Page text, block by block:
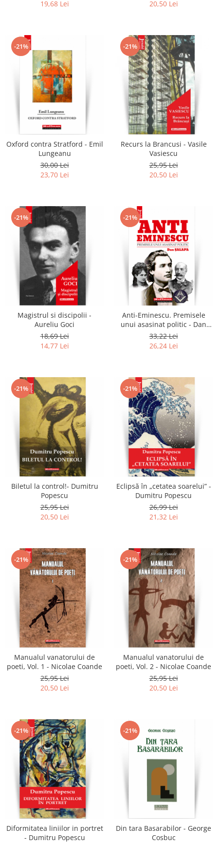
19,68 Lei 20,50 Lei
-21%
Oxford contra Stratford - Emil
Lungeanu
30,00 Lei
23,70 Lei
-21%
Recurs la Brancusi - Vasile
Vasiescu
25,95 Lei
20,50 Lei
-21%
Magistrul si discipolii -
Aureliu Goci
18,69 Lei
14,77 Lei
-21%
Anti-Eminescu. Premisele
unui asasinat politic - Dan
Salapa
33,22 Lei
26,24 Lei
-21%
Biletul la control!- Dumitru
Popescu
25,95 Lei
20,50 Lei
-21%
Eclipsă în „cetatea soarelui” -
Dumitru Popescu
26,99 Lei
21,32 Lei
-21%
Manualul vanatorului de
poeti, Vol. 1 - Nicolae Coande
25,95 Lei
20,50 Lei
-21%
Manualul vanatorului de
poeti, Vol. 2 - Nicolae Coande
25,95 Lei
20,50 Lei
-21%
Diformitatea liniilor in portret
- Dumitru Popescu
-21%
Din tara Basarabilor - George
Cosbuc